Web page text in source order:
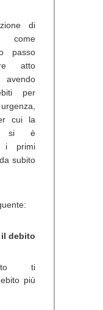
di
come
passo
atto
per
cui la
si è
i primi
subito
il debito
ti
più